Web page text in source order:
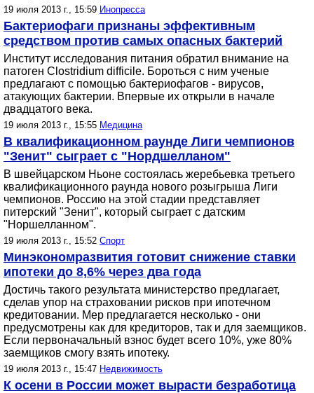
19 июля 2013 г., 15:59 Инопресса
Бактериофаги признаны эффективным
средством против самых опасных бактерий
Институт исследования питания обратил внимание на
патоген Clostridium difficile. Бороться с ним ученые
предлагают с помощью бактериофагов - вирусов,
атакующих бактерии. Впервые их открыли в начале
двадцатого века.
19 июля 2013 г., 15:55 Медицина
В квалификационном раунде Лиги чемпионов
"Зенит" сыграет с "Нордшелланом"
В швейцарском Ньоне состоялась жеребьевка третьего
квалификационного раунда нового розыгрыша Лиги
чемпионов. Россию на этой стадии представляет
питерский "Зенит", который сыграет с датским
"Норшелланном".
19 июля 2013 г., 15:52 Спорт
Минэкономразвития готовит снижение ставки
ипотеки до 8,6% через два года
Достичь такого результата министерство предлагает,
сделав упор на страховании рисков при ипотечном
кредитовании. Мер предлагается несколько - они
предусмотрены как для кредиторов, так и для заемщиков.
Если первоначальный взнос будет всего 10%, уже 80%
заемщиков смогу взять ипотеку.
19 июля 2013 г., 15:47 Недвижимость
К осени в России может вырасти безработица